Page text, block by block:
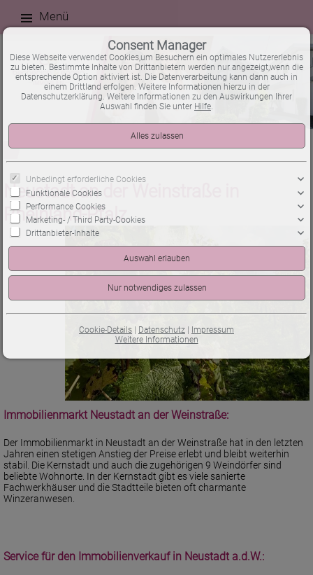
Menü
Neustadt an der Weinstraße in
Rheinland-Pfalz
Immobilienmarkt Neustadt an der Weinstraße:
Der Immobilienmarkt in Neustadt an der Weinstraße hat in den letzten
Jahren einen stetigen Anstieg der Preise erlebt und bleibt weiterhin
stabil. Die Kernstadt und auch die zugehörigen 9 Weindörfer sind
beliebte Wohnorte. In der Kernstadt gibt es viele sanierte
Fachwerkhäuser und die Stadtteile bieten oft charmante
Winzeranwesen.
Service für den Immobilienverkauf in Neustadt a.d.W.:
Consent Manager
Diese Webseite verwendet Cookies,um Besuchern ein optimales Nutzererlebnis
zu bieten. Bestimmte Inhalte von Drittanbietern werden nur angezeigt,wenn die
entsprechende Option aktiviert ist. Die Datenverarbeitung kann dann auch in
einem Drittland erfolgen. Weitere Informationen hierzu in der
Datenschutzerklärung. Weitere Informationen zu den Auswirkungen Ihrer
Auswahl finden Sie unter Hilfe.
Unbedingt erforderliche Cookies
Funktionale Cookies
Performance Cookies
Marketing- / Third Party-Cookies
Drittanbieter-Inhalte
Cookie-Details Datenschutz
Impressum
Weitere Informationen